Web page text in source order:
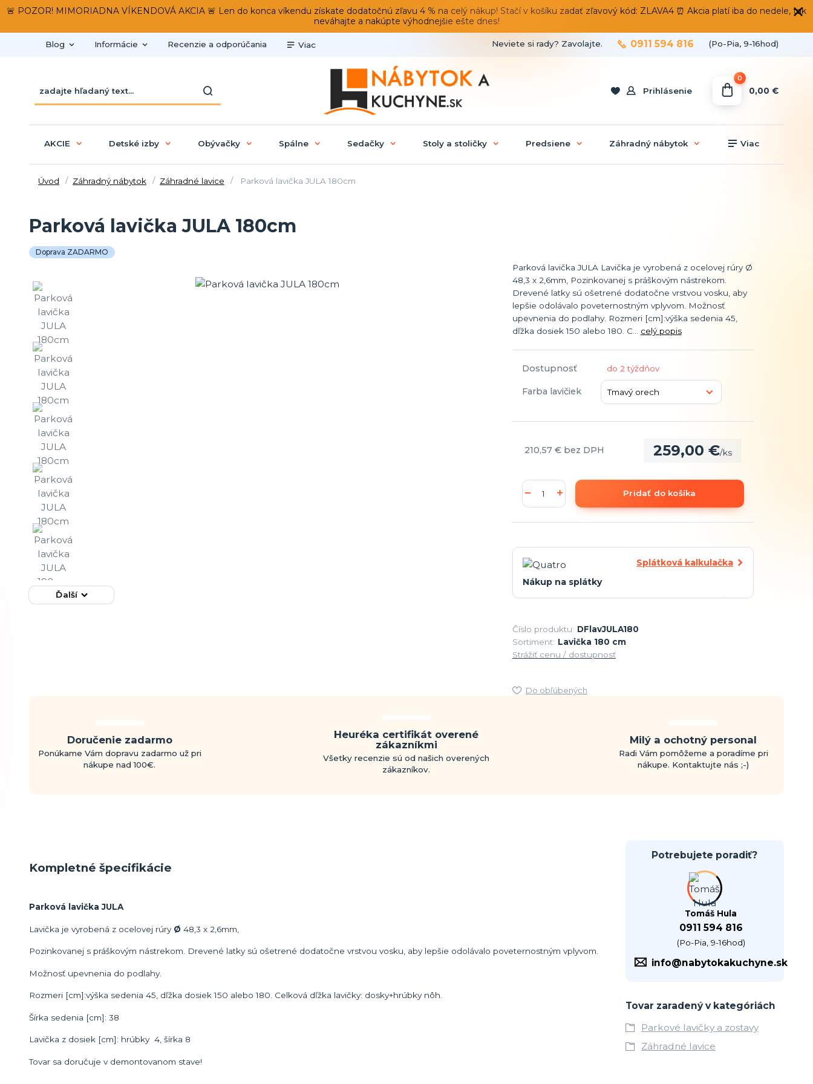
🚨 POZOR! MIMORIADNA VÍKENDOVÁ AKCIA 🚨 Len do konca víkendu získate dodatočnú zľavu 4 % na celý nákup! Stačí v košíku zadať zľavový kód: ZLAVA4 ⏰ Akcia platí iba do nedele, tak
neváhajte a nakúpte výhodnejšie ešte dnes!
Blog Informácie Recenzie a odporúčania Viac
Prihlásenie
Neviete si rady? Zavolajte. 0911 594 816 (Po-Pia, 9-16hod)
0
0,00 €
AKCIE Detské izby Obývačky Spálne Sedačky Stoly a stoličky Predsiene Záhradný nábytok Viac
Úvod Záhradný nábytok Záhradné lavice Parková lavička JULA 180cm
Parková lavička JULA 180cm
Doprava ZADARMO
Ďalší
Parková lavička JULA Lavička je vyrobená z ocelovej rúry Ø
48,3 x 2,6mm, Pozinkovanej s práškovým nástrekom.
Drevené latky sú ošetrené dodatočne vrstvou vosku, aby
lepšie odolávalo poveternostným vplyvom. Možnosť
upevnenia do podlahy. Rozmeri [cm]:výška sedenia 45,
dľžka dosiek 150 alebo 180. C... celý popis
Dostupnosť do 2 týždňov
Farba lavičiek
259,00 €/ks
210,57 € bez DPH
Pridať do košíka
Splátková kalkulačka
Nákup na splátky
Číslo produktu: DFlavJULA180
Sortiment: Lavička 180 cm
Strážiť cenu / dostupnosť
Do obľúbených
Doručenie zadarmo
Ponúkame Vám dopravu zadarmo už pri
nákupe nad 100€.
Heuréka certifikát overené
zákazníkmi
Všetky recenzie sú od našich overených
zákazníkov.
Milý a ochotný personal
Radi Vám pomôžeme a poradíme pri
nákupe. Kontaktujte nás ;-)
Kompletné špecifikácie
Parková lavička JULA
Lavička je vyrobená z ocelovej rúry Ø 48,3 x 2,6mm,
Pozinkovanej s práškovým nástrekom. Drevené latky sú ošetrené dodatočne vrstvou vosku, aby lepšie odolávalo poveternostným vplyvom.
Možnosť upevnenia do podlahy.
Rozmeri [cm]:výška sedenia 45, dľžka dosiek 150 alebo 180. Celková dľžka lavičky: dosky+hrúbky nôh.
Šírka sedenia [cm]: 38
Lavička z dosiek [cm]: hrúbky 4, šírka 8
Tovar sa doručuje v demontovanom stave!
Potrebujete poradiť?
Tomáš Hula
0911 594 816
(Po-Pia, 9-16hod)
info@nabytokakuchyne.sk
Tovar zaradený v kategóriách
Parkové lavičky a zostavy
Záhradné lavice